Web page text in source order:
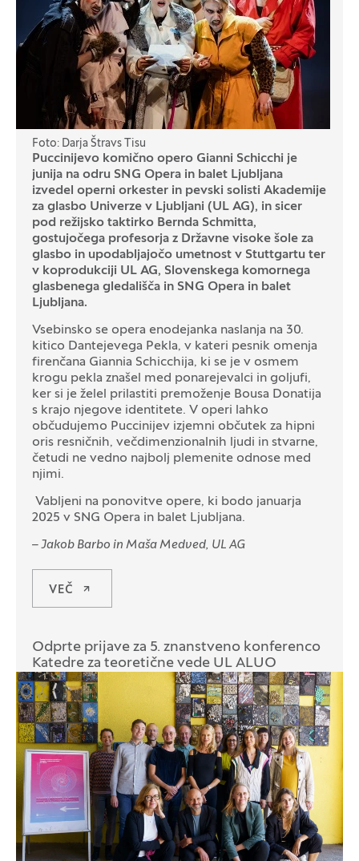
Foto: Darja Štravs Tisu
Puccinijevo komično opero Gianni Schicchi je
junija na odru SNG Opera in balet Ljubljana
izvedel operni orkester in pevski solisti Akademije
za glasbo Univerze v Ljubljani (UL AG), in sicer
pod režijsko taktirko Bernda Schmitta,
gostujočega profesorja z Državne visoke šole za
glasbo in upodabljajočo umetnost v Stuttgartu ter
v koprodukciji UL AG, Slovenskega komornega
glasbenega gledališča in SNG Opera in balet
Ljubljana.
Vsebinsko se opera enodejanka naslanja na 30.
kitico Dantejevega Pekla, v kateri pesnik omenja
firenčana Giannia Schicchija, ki se je v osmem
krogu pekla znašel med ponarejevalci in goljufi,
ker si je želel prilastiti premoženje Bousa Donatija
s krajo njegove identitete. V operi lahko
občudujemo Puccinijev izjemni občutek za hipni
oris resničnih, večdimenzionalnih ljudi in stvarne,
četudi ne vedno najbolj plemenite odnose med
njimi.
Vabljeni na ponovitve opere, ki bodo januarja
2025 v SNG Opera in balet Ljubljana.
– Jakob Barbo in Maša Medved, UL AG
VEČ
Odprte prijave za 5. znanstveno konferenco
Katedre za teoretične vede UL ALUO